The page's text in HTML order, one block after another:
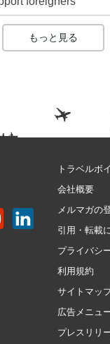
もっと見る
トラベルボ
会社概要
メルマガの
引用・転載
プライバシ
利用規約
サイトマッ
広告メニュ
プレスリリ